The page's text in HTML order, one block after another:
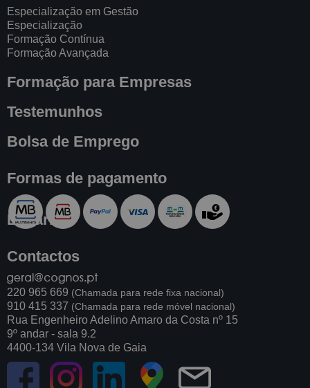
Especialização em Gestão
Especialização
Formação Contínua
Formação Avançada
Formação para Empresas
Testemunhos
Bolsa de Emprego
Formas de pagamento
Livraria
Contactos
220 965 669 (Chamada para rede fixa nacional)
910 415 337 (Chamada para rede móvel nacional)
Rua Engenheiro Adelino Amaro da Costa nº 15
9º andar - sala 9.2
4400-134 Vila Nova de Gaia